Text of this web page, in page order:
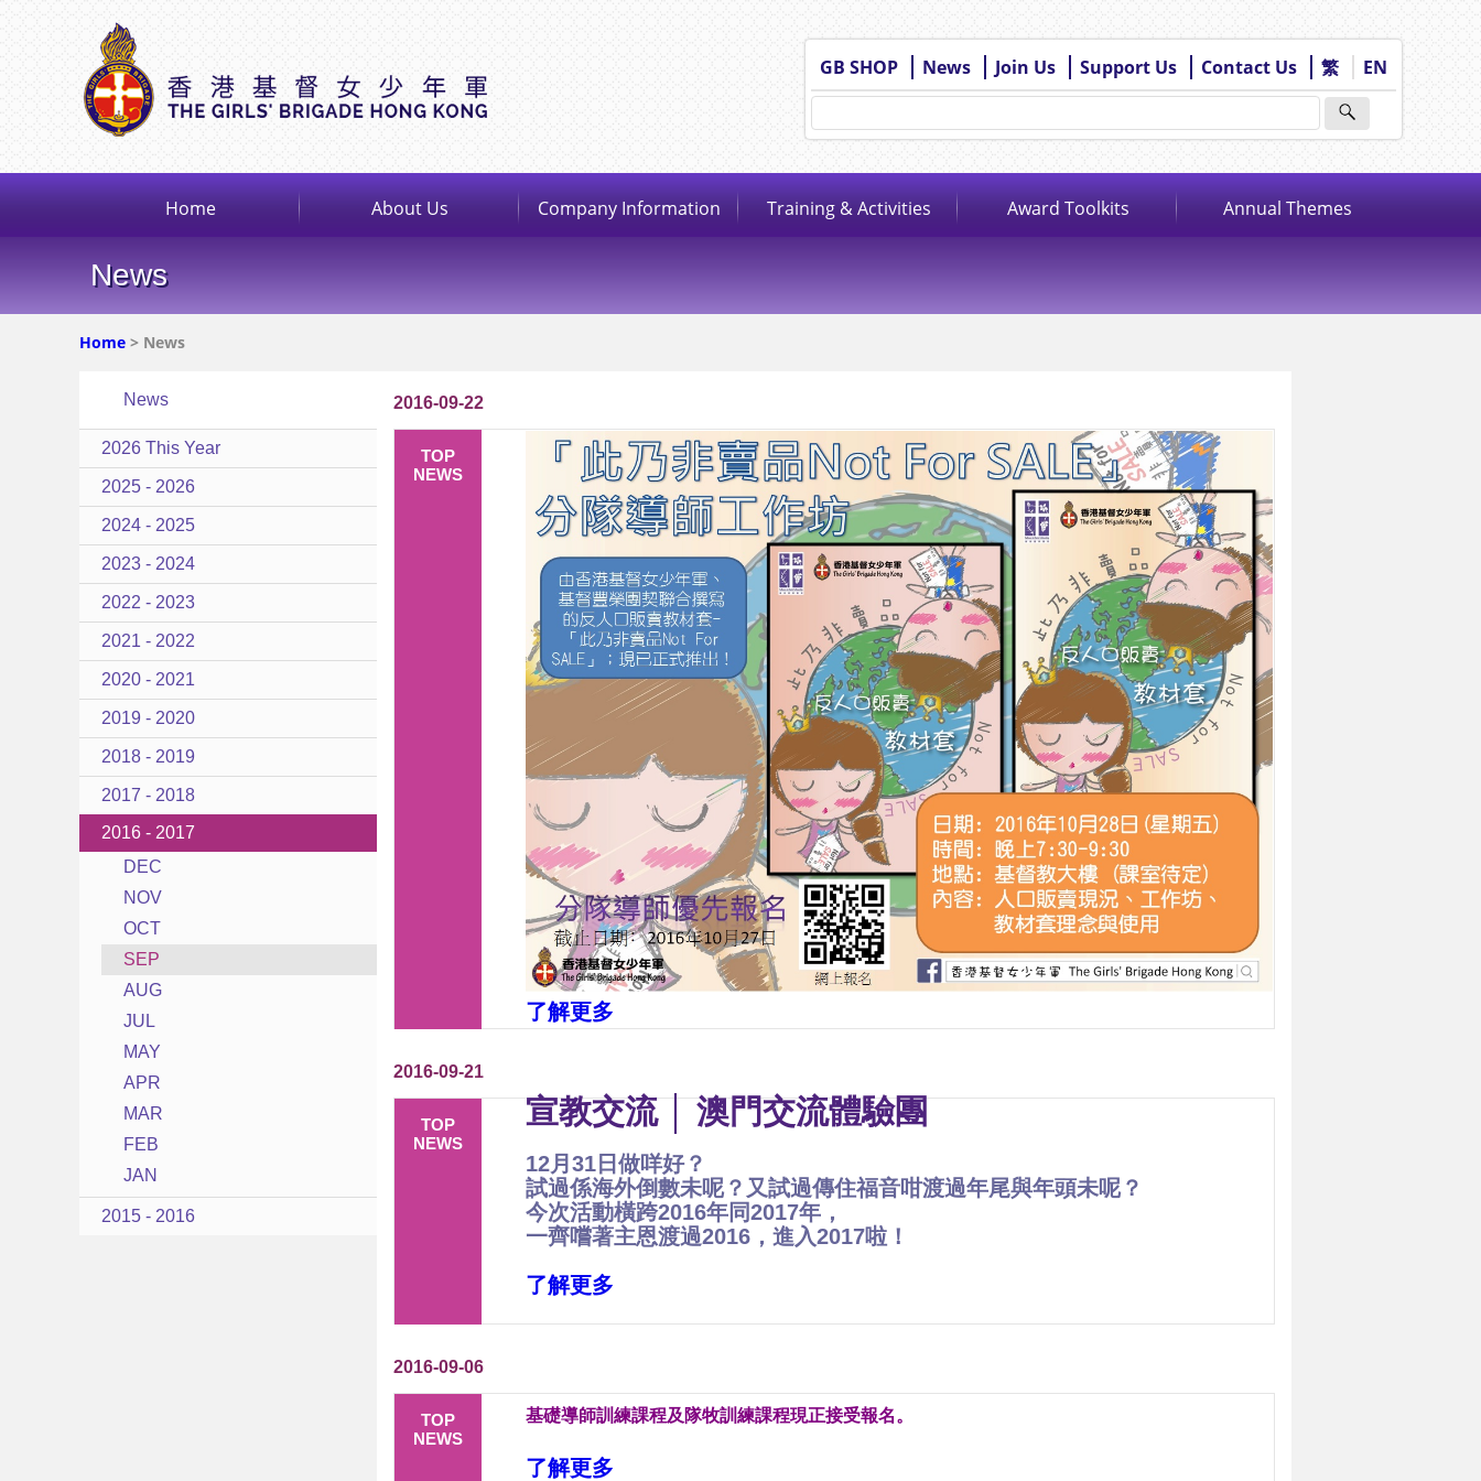
GB SHOP News Join Us Support Us Contact Us 繁 EN
Home About Us Company Information Training & Activities Award Toolkits Annual Themes
News
Home > News
News
2026 This Year
2025 - 2026
2024 - 2025
2023 - 2024
2022 - 2023
2021 - 2022
2020 - 2021
2019 - 2020
2018 - 2019
2017 - 2018
2016 - 2017
DEC
NOV
OCT
SEP
AUG
JUL
MAY
APR
MAR
FEB
JAN
2015 - 2016
2016-09-22
TOP
NEWS
了解更多
2016-09-21
TOP
NEWS
宣教交流 │ 澳門交流體驗團
12月31日做咩好？
試過係海外倒數未呢？又試過傳住福音咁渡過年尾與年頭未呢？
今次活動橫跨2016年同2017年，
一齊嚐著主恩渡過2016，進入2017啦！
了解更多
2016-09-06
TOP
NEWS
基礎導師訓練課程及隊牧訓練課程現正接受報名。
了解更多